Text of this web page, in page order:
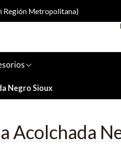
Región Metropolitana)
Negro Sioux
Acolchada